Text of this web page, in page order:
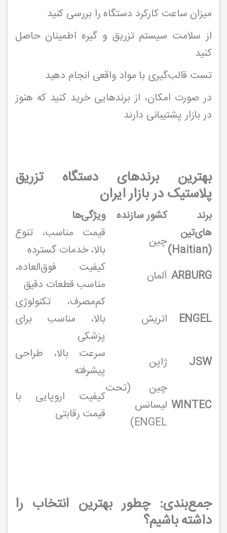
میزان ساعت کارکرد دستگاه را بررسی کنید
از سلامت سیستم تزریق و گیره اطمینان حاصل
کنید
تست قالب‌گیری با مواد واقعی انجام دهید
در صورت امکان، از برندهایی خرید کنید که هنوز
در بازار پشتیبانی دارند
بهترین برندهای دستگاه تزریق
پلاستیک در بازار ایران
برند کشور سازنده
ویژگی‌ها
های‌تین
(Haitian)
چین
قیمت مناسب، تنوع
بالا، خدمات گسترده
ARBURG آلمان
کیفیت فوق‌العاده،
مناسب قطعات دقیق
ENGEL اتریش
کم‌مصرف، تکنولوژی
بالا، مناسب برای
پزشکی
JSW
ژاپن
سرعت بالا، طراحی
پیشرفته
WINTEC
چین (تحت
لیسانس
ENGEL)
کیفیت اروپایی با
قیمت رقابتی
جمع‌بندی: چطور بهترین انتخاب را
داشته باشیم؟